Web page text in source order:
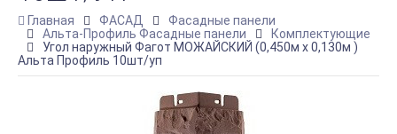
Главная ФАСАД
Фасадные панели
Альта-Профиль Фасадные панели
Комплектующие
Угол наружный Фагот МОЖАЙСКИЙ (0,450м х 0,130м )
Альта Профиль 10шт/уп